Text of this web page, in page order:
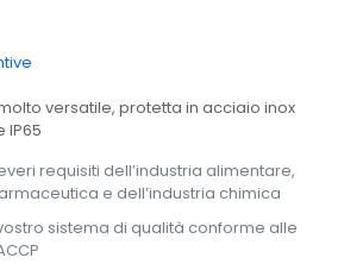
versatile, protetta in acciaio inox
IP65
requisiti dell’industria alimentare,
e dell’industria chimica
sistema di qualità conforme alle